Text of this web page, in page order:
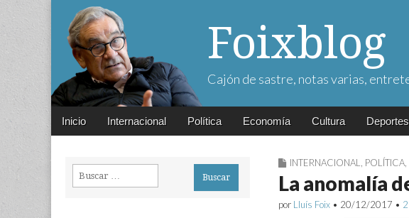
Foixblog
Cajón de sastre, notas varias,
Main
Skip
Inicio Internacional Política Economía Cultura Deportes
INTERNACIONAL POLÍTICA
La anomalía
por Lluís Foix • 20/12/2017 •
Buscar: